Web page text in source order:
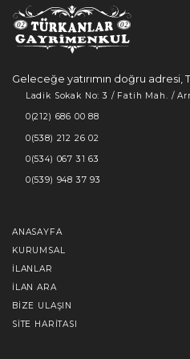
Geleceğe yatırımın doğru adresi,
Ladik Sokak No: 3 / Fatih Mah. /
0(212) 686 00 88
0(538) 212 26 02
0(534) 067 31 63
0(539) 948 37 93
ANASAYFA
KURUMSAL
İLANLAR
İLAN ARA
BIZE ULAŞIN
SITE HARITASI